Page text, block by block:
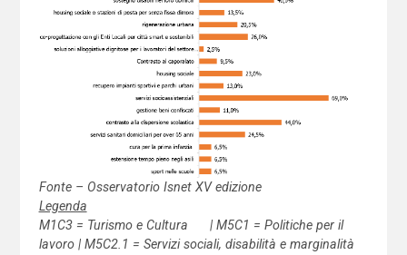
Fonte – Osservatorio Isnet XV edizione
Legenda
M1C3 = Turismo e Cultura | M5C1 = Politiche per il
lavoro | M5C2.1 = Servizi sociali, disabilità e marginalità